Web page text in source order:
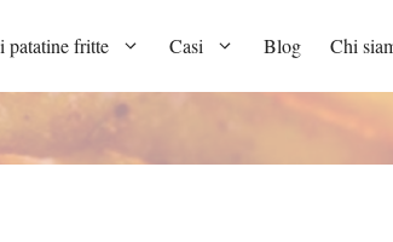
patatine fritte Casi Blog Chi